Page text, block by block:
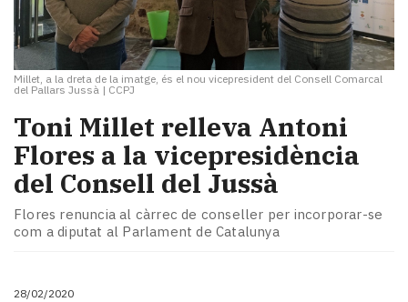
Millet, a la dreta de la imatge, és el nou vicepresident del Consell Comarcal
del Pallars Jussà | CCPJ
Toni Millet relleva Antoni
Flores a la vicepresidència
del Consell del Jussà
Flores renuncia al càrrec de conseller per incorporar-se
com a diputat al Parlament de Catalunya
28/02/2020